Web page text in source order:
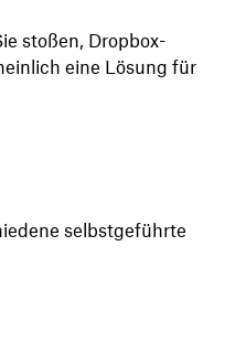
stoßen, Dropbox-
eine Lösung für
selbstgeführte